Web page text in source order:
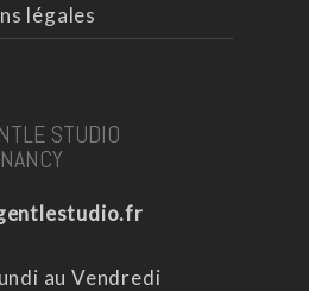
légales
STUDIO
au Vendredi